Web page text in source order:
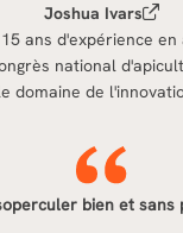
Joshua Ivars
ans d'expérience
national
domaine de
bien et sans